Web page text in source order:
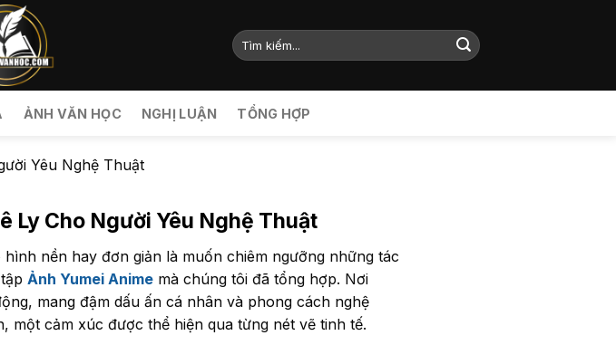
ẢNH VĂN HỌC NGHỊ LUẬN TỔNG HỢP
Yêu Nghệ Thuật
Ly Cho Người Yêu Nghệ Thuật
nền hay đơn giản là muốn chiêm ngưỡng những tác
Ảnh Yumei Anime mà chúng tôi đã tổng hợp. Nơi
mang đậm dấu ấn cá nhân và phong cách nghệ
một cảm xúc được thể hiện qua từng nét vẽ tinh tế.